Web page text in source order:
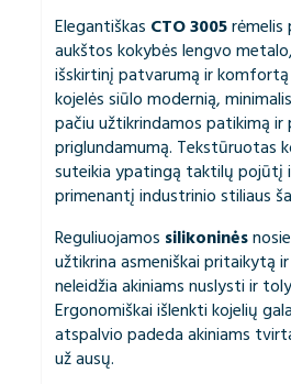
Elegantiškas CTO 3005rėmelis
aukštos kokybės lengvo
išskirtinį patvarumą ir komfortą
kojelės siūlo modernią,
pačiu užtikrindamos patikimą
priglundamumą. Tekstūruotas
suteikia ypatingą taktilų pojūtį
primenantį industrinio stiliaus
Reguliuojamos silikoninės
užtikrina asmeniškai pritaikytą
neleidžia akiniams nuslysti ir
Ergonomiškai išlenkti kojelių
atspalvio padeda akiniams
už ausų.